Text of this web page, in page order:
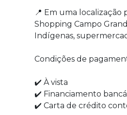
📍 Em uma localização
Shopping Campo
Indígenas,
Condições de
✔️ À vista
✔️ Financiamento
✔️ Carta de crédito